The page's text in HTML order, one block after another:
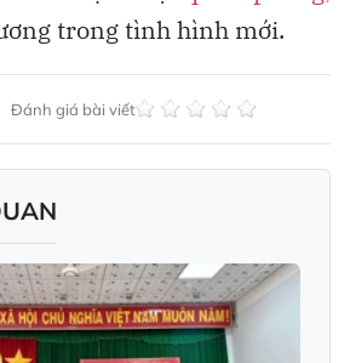
trong tình hình mới.
Đánh giá bài viết